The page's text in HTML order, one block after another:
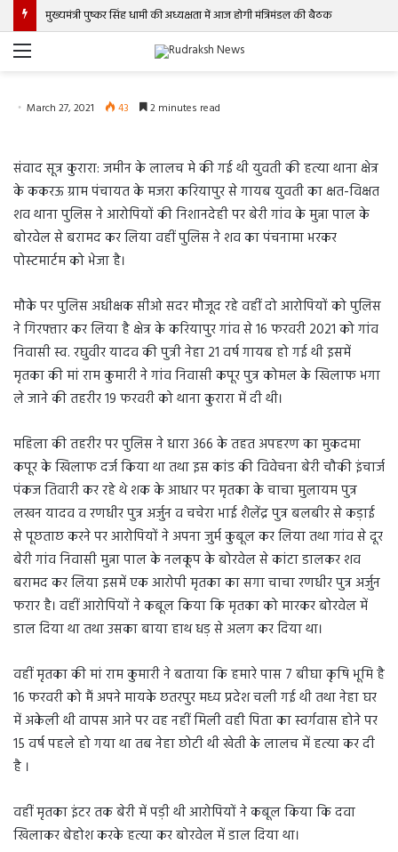
मुख्यमंत्री पुष्कर सिंह धामी की अध्यक्षता में आज होगी मंत्रिमंडल की बैठक
Menu
March 27, 2021 43 2 minutes read
संवाद सूत्र कुरारा: जमीन के लालच मे की गई थी युवती की हत्या थाना क्षेत्र
के ककरऊ ग्राम पंचायत के मजरा करियापुर से गायब युवती का क्षत-विक्षत
शव थाना पुलिस ने आरोपियों की निशानदेही पर बेरी गांव के मुन्ना पाल के
बोरवेल से बरामद कर लिया वहीं पुलिस ने शव का पंचनामा भरकर
पोस्टमार्टम को भेजा है।
मौके पर पुलिस अधीक्षक सीओ सदर मौजूद रहे वहीं दो आरोपियों को पुलिस
ने गिरफ्तार कर लिया है क्षेत्र के करियापुर गांव से 16 फरवरी 2021 को गांव
निवासी स्व. रघुवीर यादव की पुत्री नेहा 21 वर्ष गायब हो गई थी इसमें
मृतका की मां राम कुमारी ने गांव निवासी कपूर पुत्र कोमल के खिलाफ भगा
ले जाने की तहरीर 19 फरवरी को थाना कुरारा में दी थी।
महिला की तहरीर पर पुलिस ने धारा 366 के तहत अपहरण का मुकदमा
कपूर के खिलाफ दर्ज किया था तथा इस कांड की विवेचना बेरी चौकी इंचार्ज
पंकज तिवारी कर रहे थे शक के आधार पर मृतका के चाचा मुलायम पुत्र
लखन यादव व रणधीर पुत्र अर्जुन व चचेरा भाई शैलेंद्र पुत्र बलबीर से कड़ाई
से पूछताछ करने पर आरोपियों ने अपना जुर्म कुबूल कर लिया तथा गांव से दूर
बेरी गांव निवासी मुन्ना पाल के नलकूप के बोरवेल से कांटा डालकर शव
बरामद कर लिया इसमें एक आरोपी मृतका का सगा चाचा रणधीर पुत्र अर्जुन
फरार है। वहीं आरोपियों ने कबूल किया कि मृतका को मारकर बोरवेल में
डाल दिया था तथा उसका बाया हाथ धड़ से अलग कर दिया था।
वहीं मृतका की मां राम कुमारी ने बताया कि हमारे पास 7 बीघा कृषि भूमि है
16 फरवरी को मैं अपने मायके छतरपुर मध्य प्रदेश चली गई थी तथा नेहा घर
में अकेली थी वापस आने पर वह नहीं मिली वही पिता का स्वर्गवास होने पर
15 वर्ष पहले हो गया था तब नेहा छोटी थी खेती के लालच में हत्या कर दी
है ।
वहीं मृतका इंटर तक बेरी में पड़ी थी आरोपियों ने कबूल किया कि दवा
खिलाकर बेहोश करके हत्या कर बोरवेल में डाल दिया था।